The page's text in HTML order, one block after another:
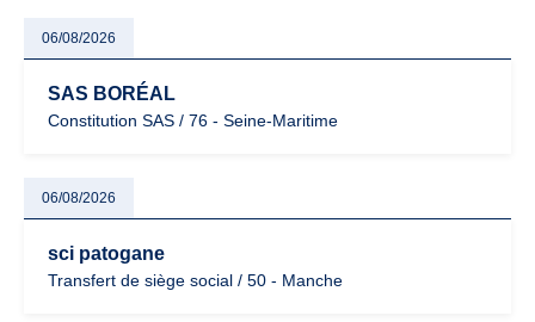
06/08/2026
SAS BORÉAL
Constitution SAS / 76 - Seine-Maritime
06/08/2026
sci patogane
Transfert de siège social / 50 - Manche